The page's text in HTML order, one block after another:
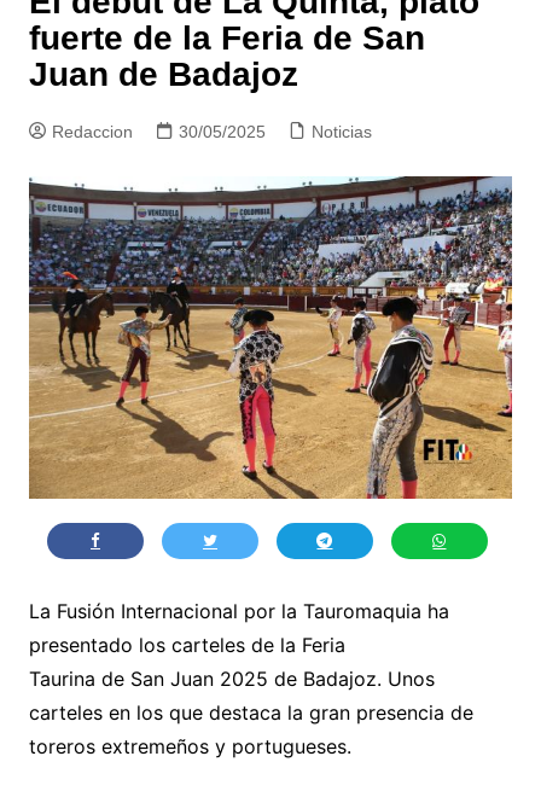
fuerte de la Feria de San
Juan de Badajoz
Redaccion 30/05/2025 Noticias
La Fusión Internacional por la Tauromaquia ha
presentado los carteles de la Feria
Taurina de San Juan 2025 de Badajoz. Unos
carteles en los que destaca la gran presencia de
toreros extremeños y portugueses.